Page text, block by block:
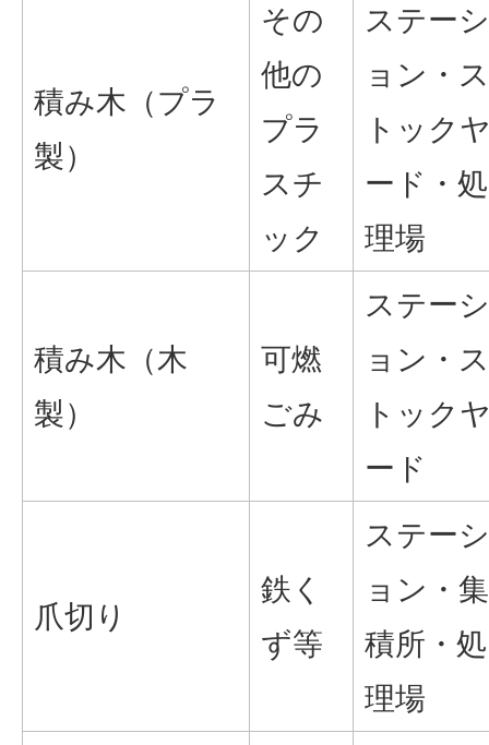
積み木（プラ
製）
その
他の
プラ
スチ
ック
ステーシ
ョン・ス
トック
ード・処
理場
積み木（木
製）
可燃
ごみ
ステーシ
ョン・ス
トック
ード
爪切り
鉄く
ず等
ステーシ
ョン・集
積所・処
理場